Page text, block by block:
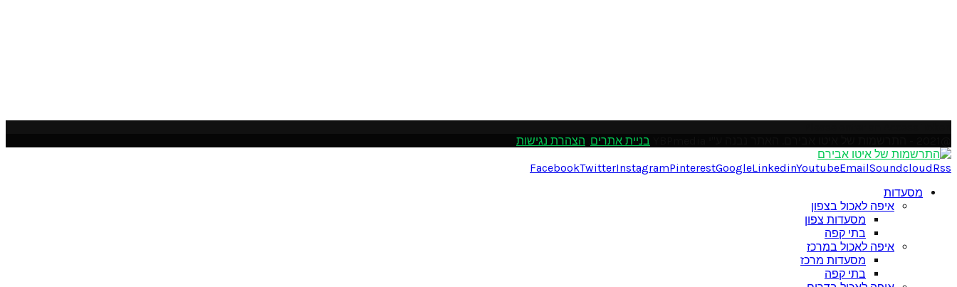
בניית אתרים הצהרת נגישות
FacebookTwitterInstagramPinterestGoogleLinkedinYoutubeEmailSoundcloudRss
מסעדות
איפה לאכול בצפון
מסעדות צפון
בתי קפה
איפה לאכול במרכז
מסעדות מרכז
בתי קפה